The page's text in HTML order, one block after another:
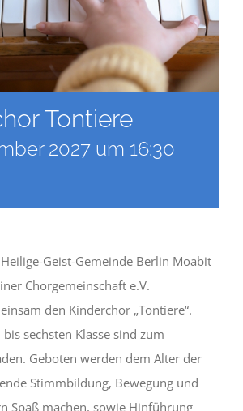
Tontiere
2027 um 16:30
Geist-Gemeinde Berlin Moabit
Chorgemeinschaft e.V.
den Kinderchor „Tontiere“.
sechsten Klasse sind zum
Geboten werden dem Alter der
Stimmbildung, Bewegung und
Spaß machen, sowie Hinführung